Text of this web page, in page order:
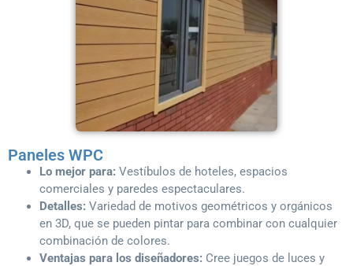
Paneles WPC
Lo mejor para: Vestíbulos de hoteles, espacios
comerciales y paredes espectaculares.
Detalles: Variedad de motivos geométricos y orgánicos
en 3D, que se pueden pintar para combinar con cualquier
combinación de colores.
Ventajas para los diseñadores: Cree juegos de luces y